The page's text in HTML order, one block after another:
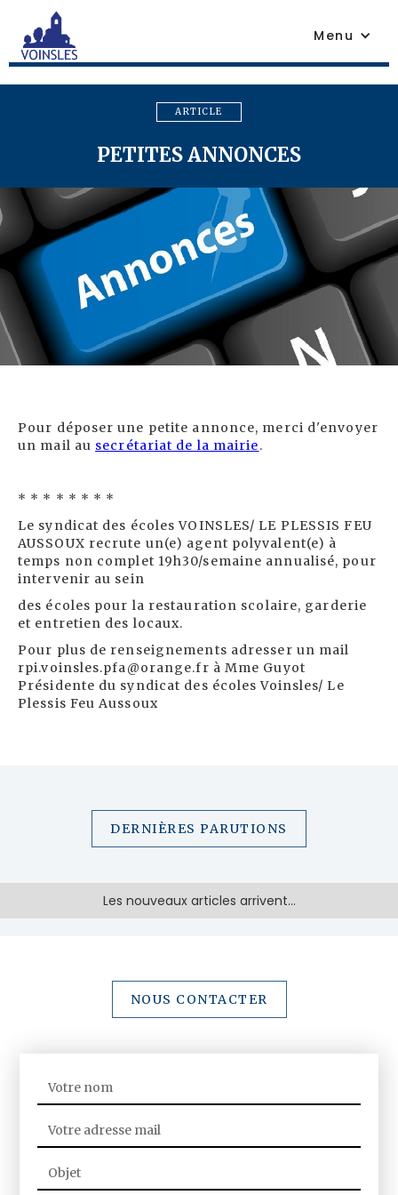
Menu
ARTICLE
PETITES ANNONCES
Pour déposer une petite annonce, merci d'envoyer
un mail au secrétariat de la mairie.
* * * * * * * *
Le syndicat des écoles VOINSLES/ LE PLESSIS FEU
AUSSOUX recrute un(e) agent polyvalent(e) à
temps non complet 19h30/semaine annualisé, pour
intervenir au sein
des écoles pour la restauration scolaire, garderie
et entretien des locaux.
Pour plus de renseignements adresser un mail
rpi.voinsles.pfa@orange.fr à Mme Guyot
Présidente du syndicat des écoles Voinsles/ Le
Plessis Feu Aussoux
DERNIÈRES PARUTIONS
Les nouveaux articles arrivent...
NOUS CONTACTER